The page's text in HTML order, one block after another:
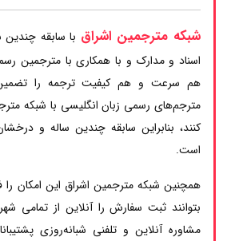
شبکه مترجمین اشراق با سابقه
اسناد و مدارک و با همکاری با مترجمین
هم سرعت و هم کیفیت ترجمه را تضمین
مترجم‌های رسمی زبان انگلیسی با شبکه
کنند، بنابراین سابقه چندین ساله و
است.
همچنین شبکه مترجمین اشراق این امکان را
بتوانند ثبت سفارش را آنلاین از تمامی
مشاوره آنلاین و تلفنی شبانه‌روزی